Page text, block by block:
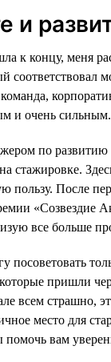
и
к концу, меня
соответствовал
и очень сильным.
по
стажировке.
пользу. После
«Созвездие
все больше
посоветовать
пришли
всем страшно,
место для
вам